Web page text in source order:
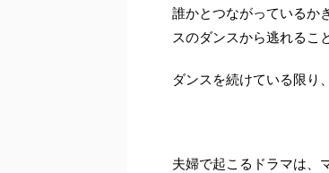
誰かとつながっているか
スのダンスから逃れるこ
ダンスを続けている限り
夫婦で起こるドラマは、